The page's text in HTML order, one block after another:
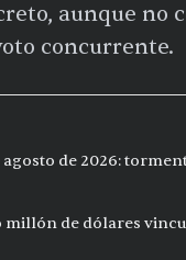
aunque no
concurrente.
de 2026:
de dólares